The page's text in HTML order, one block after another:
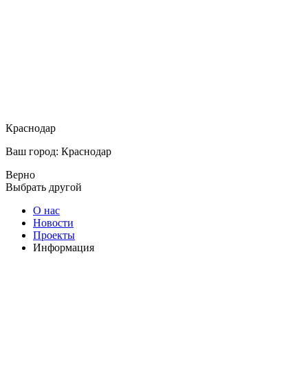
Краснодар
Ваш город: Краснодар
Верно
Выбрать другой
О нас
Новости
Проекты
Информация